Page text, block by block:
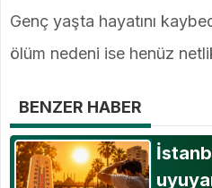
Genç yaşta hayatını
ölüm nedeni ise henüz
BENZER HABER